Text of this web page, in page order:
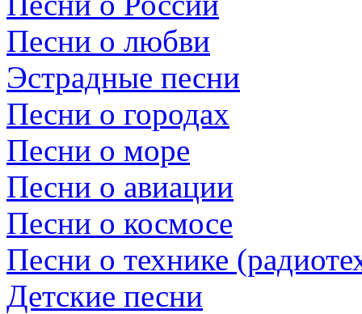
Песни о любви
Эстрадные песни
Песни о городах
Песни о море
Песни о авиации
Песни о космосе
Песни о технике
Детские песни